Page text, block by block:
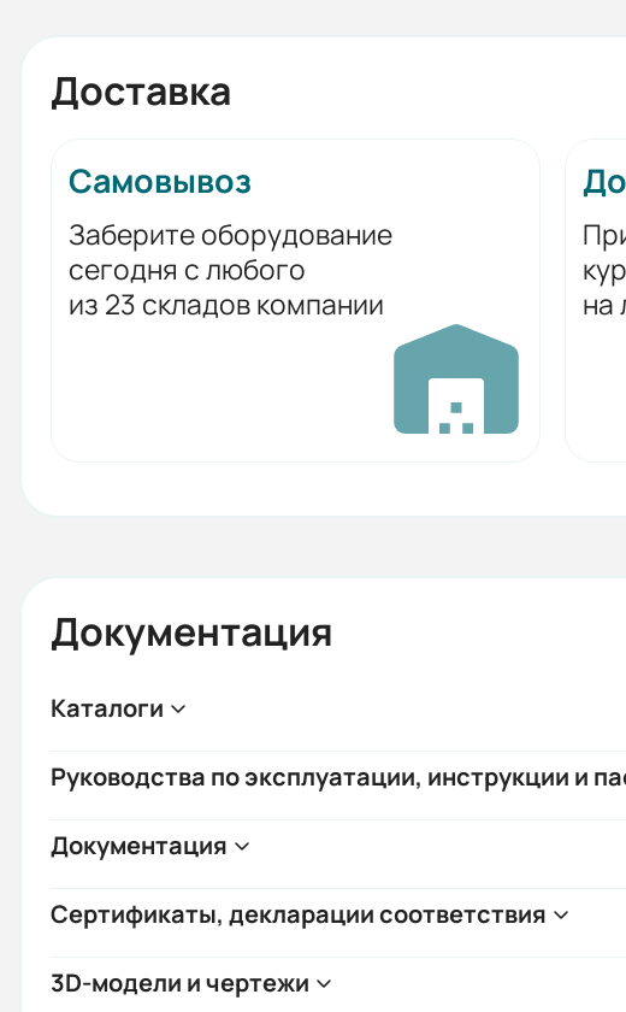
Доставка
Самовывоз
Заберите оборудование
сегодня с любого
из 23 складов компании
на
Документация
Каталоги
Руководства по эксплуатации, инструкции и
Документация
Сертификаты, декларации соответствия
3D-модели и чертежи